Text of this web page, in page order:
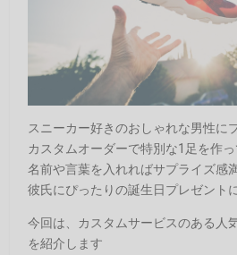
スニーカー好きのおしゃれな男性に
カスタムオーダーで特別な1足を作
名前や言葉を入れればサプライズ感
彼氏にぴったりの誕生日プレゼント
今回は、カスタムサービスのある人
を紹介します